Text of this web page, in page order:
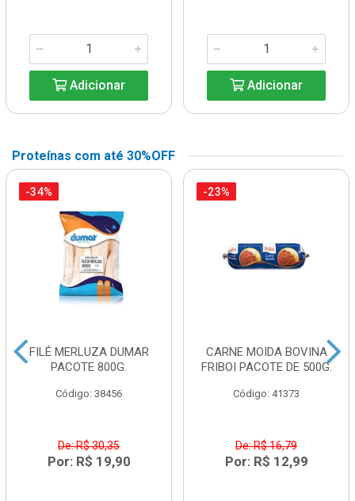
Adicionar Adicionar
Proteínas com até 30%OFF
-34%
FILÉ MERLUZA DUMAR
PACOTE 800G.
Código: 38456
De: R$ 30,35
Por: R$ 19,90
-23%
CARNE MOIDA BOVINA
FRIBOI PACOTE DE 500G.
Código: 41373
De: R$ 16,79
Por: R$ 12,99